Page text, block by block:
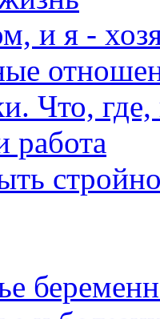
и я -
Что, где,
работа